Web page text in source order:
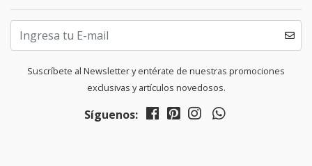
Suscríbete al Newsletter y entérate de nuestras promociones
exclusivas y artículos novedosos.
Síguenos: